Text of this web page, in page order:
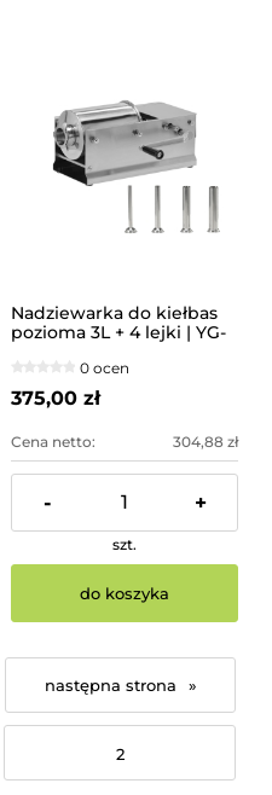
Nadziewarka do kiełbas
pozioma 3L + 4 lejki | YG-
0 ocen
375,00 zł
Cena netto: 304,88 zł
- +
szt.
do koszyka
2
»